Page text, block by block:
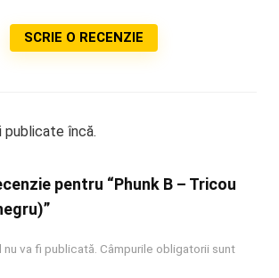
SCRIE O RECENZIE
publicate încă.
pentru “Phunk B – Tricou
va fi publicată. Câmpurile obligatorii sunt